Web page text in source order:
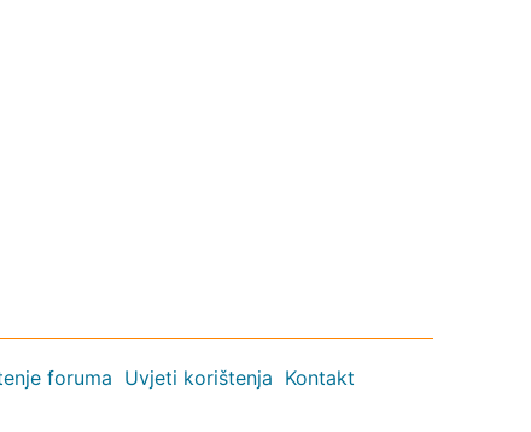
foruma Uvjeti korištenja Kontakt